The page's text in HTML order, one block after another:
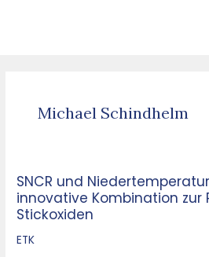
Michael Schindhelm
SNCR und
innovative Kombination zur
Stickoxiden
ETK
SNCR
und
Niedertemperatur-
Oxidation